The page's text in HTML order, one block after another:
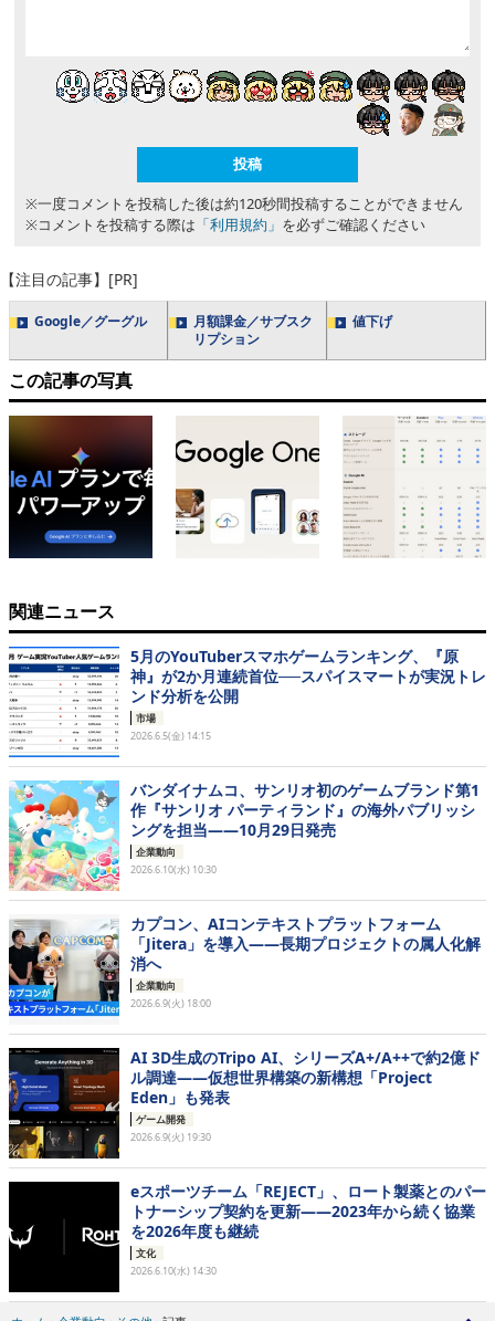
※一度コメントを投稿した後は約120秒間投稿することができません
※コメントを投稿する際は 「利用規約」 を必ずご確認ください
【注目の記事】[PR]
Google／グーグル
月額課金／サブスク
リプション
値下げ
この記事の写真
関連ニュース
5月のYouTuberスマホゲームランキング、『原
神』が2か月連続首位──スパイスマートが実況トレ
ンド分析を公開
市場
2026.6.5(金) 14:15
バンダイナムコ、サンリオ初のゲームブランド第1
作『サンリオ パーティランド』の海外パブリッシ
ングを担当——10月29日発売
企業動向
2026.6.10(水) 10:30
カプコン、AIコンテキストプラットフォーム
「Jitera」を導入——長期プロジェクトの属人化解
消へ
企業動向
2026.6.9(火) 18:00
AI 3D生成のTripo AI、シリーズA+/A++で約2億ド
ル調達——仮想世界構築の新構想「Project
Eden」も発表
ゲーム開発
2026.6.9(火) 19:30
eスポーツチーム「REJECT」、ロート製薬とのパー
トナーシップ契約を更新——2023年から続く協業
を2026年度も継続
文化
2026.6.10(水) 14:30